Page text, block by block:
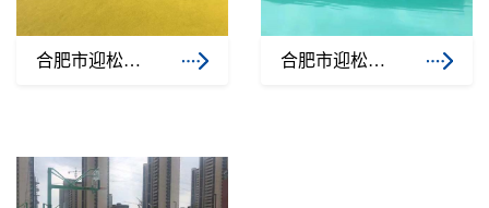
合肥市迎松路小学标准操场EPDM塑胶跑道 合肥市迎松路小学标准操场球场硅PU